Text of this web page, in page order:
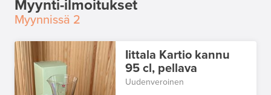
Myynti-ilmoitukset
Myynnissä 2
Iittala Kartio kannu
95 cl, pellava
Uudenveroinen